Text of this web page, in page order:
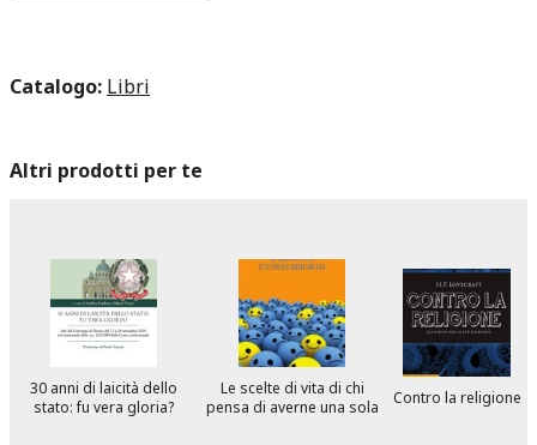
Catalogo: Libri
Altri prodotti per te
30 anni di laicità dello
stato: fu vera gloria?
Le scelte di vita di chi
pensa di averne una sola
Contro la religione